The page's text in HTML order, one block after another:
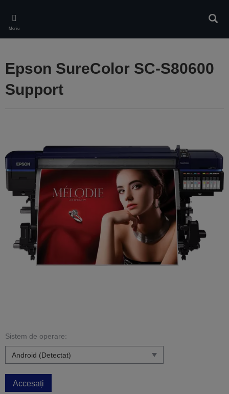
main
content
Meniu
Epson SureColor SC-S80600
Support
Sistem de operare:
Accesați